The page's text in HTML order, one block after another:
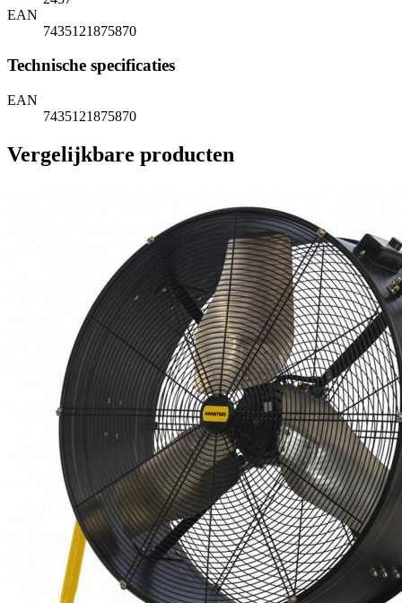
EAN
7435121875870
Technische specificaties
EAN
7435121875870
Vergelijkbare producten